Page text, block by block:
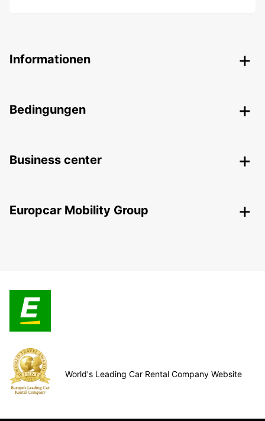
Informationen
Bedingungen
Business center
Europcar Mobility Group
World's Leading Car Rental Company Website